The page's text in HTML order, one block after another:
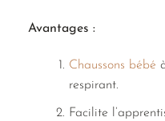
Avantages :
Chaussons bébé
respirant.
Facilite